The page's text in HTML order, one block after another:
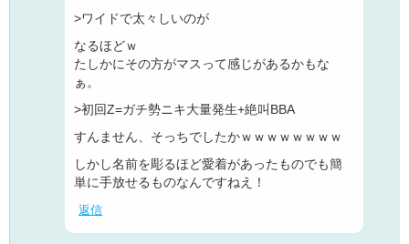
>ワイドで太々しいのが
なるほどｗ
たしかにその方がマスって感じがあるかもな
ぁ。
>初回Z=ガチ勢ニキ大量発生+絶叫BBA
すんません、そっちでしたかｗｗｗｗｗｗｗｗ
しかし名前を彫るほど愛着があったものでも簡
単に手放せるものなんですねえ！
返信